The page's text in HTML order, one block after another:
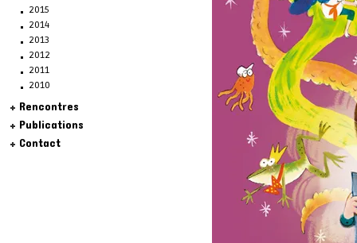
2015
2014
2013
2012
2011
2010
Rencontres
Publications
Contact